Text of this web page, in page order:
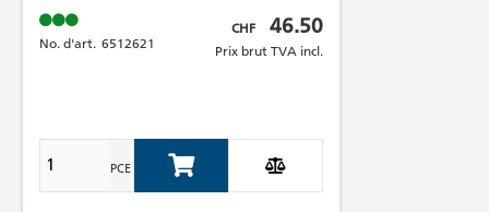
Prix brut TVA incl.
CHF 46.50
Prix brut TVA incl.
No. d'art. 6512621
PCE Add to Cart